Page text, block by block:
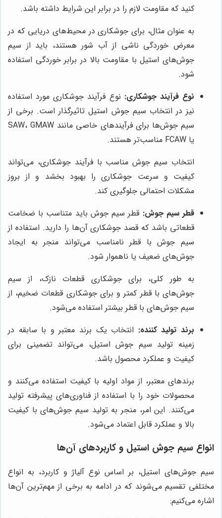
کنید که مقاومت لازم را در برابر این شرایط داشته باشد.
به عنوان مثال، برای جوشکاری در محیط‌های دریایی که در
معرض خوردگی ناشی از آب شور هستند، باید از سیم
جوش‌های استیل با مقاومت بالا در برابر خوردگی استفاده
شود.
نوع فرآیند جوشکاری: نوع فرآیند جوشکاری مورد استفاده
نیز در انتخاب سیم جوش استیل تاثیرگذار است. برخی از
سیم جوش‌ها برای فرآیندهای خاصی مانند SAW، GMAW
یا FCAW مناسب‌تر هستند.
انتخاب سیم جوش مناسب با فرآیند جوشکاری، می‌تواند
کیفیت و سرعت جوشکاری را بهبود بخشد و از بروز
مشکلات احتمالی جلوگیری کند.
قطر سیم جوش: قطر سیم جوش باید متناسب با ضخامت
قطعاتی باشد که قصد جوشکاری آن‌ها را دارید. استفاده از
سیم جوش با قطر نامناسب می‌تواند منجر به ایجاد
جوش‌های ضعیف یا ناهموار شود.
به طور کلی، برای جوشکاری قطعات نازک، از سیم
جوش‌های با قطر کمتر و برای جوشکاری قطعات ضخیم، از
سیم جوش‌های با قطر بیشتر استفاده می‌شود.
برند تولید کننده: انتخاب یک برند معتبر و با سابقه در
زمینه تولید سیم جوش استیل، می‌تواند تضمینی برای
کیفیت و عملکرد محصول باشد.
برندهای معتبر، از مواد اولیه با کیفیت استفاده می‌کنند و
محصولات خود را با استفاده از فناوری‌های پیشرفته تولید
می‌کنند. این امر، منجر به تولید سیم جوش‌های با کیفیت
بالا و عملکرد قابل اعتماد می‌شود.
انواع سیم جوش استیل و کاربردهای آن‌ها
سیم جوش‌های استیل، بر اساس نوع آلیاژ و کاربرد، به انواع
مختلفی تقسیم می‌شوند که در ادامه به برخی از مهم‌ترین آن‌ها
اشاره می‌کنیم: